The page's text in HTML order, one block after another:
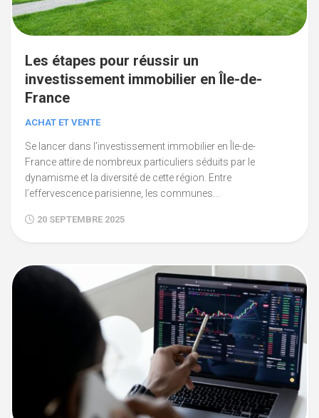
Les étapes pour réussir un
investissement immobilier en Île-de-
France
ACHAT ET VENTE
Se lancer dans l’investissement immobilier en Île-de-
France attire de nombreux particuliers séduits par le
dynamisme et la diversité de cette région. Entre
l’effervescence parisienne, les communes...
20 SEPTEMBRE 2025